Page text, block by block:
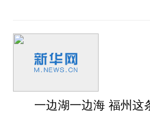
一边湖一边海 福州这